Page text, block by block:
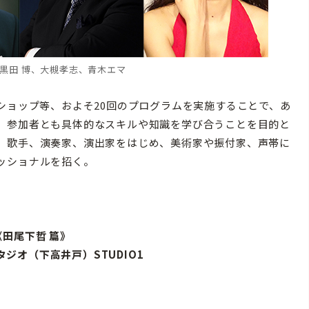
田 博、大槻孝志、青木エマ
ップ等、およそ20回のプログラムを実施することで、あ
加者とも具体的なスキルや知識を学び合うことを目的と
手、演奏家、演出家をはじめ、美術家や振付家、声帯に
ョナルを招く。
尾下哲 篇》
オ（下高井戸）STUDIO1